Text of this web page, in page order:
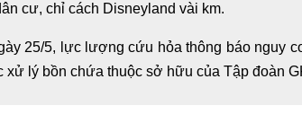
cư, chỉ cách Disneyland vài km.
25/5, lực lượng cứu hỏa thông báo nguy
xử lý bồn chứa thuộc sở hữu của Tập đoàn